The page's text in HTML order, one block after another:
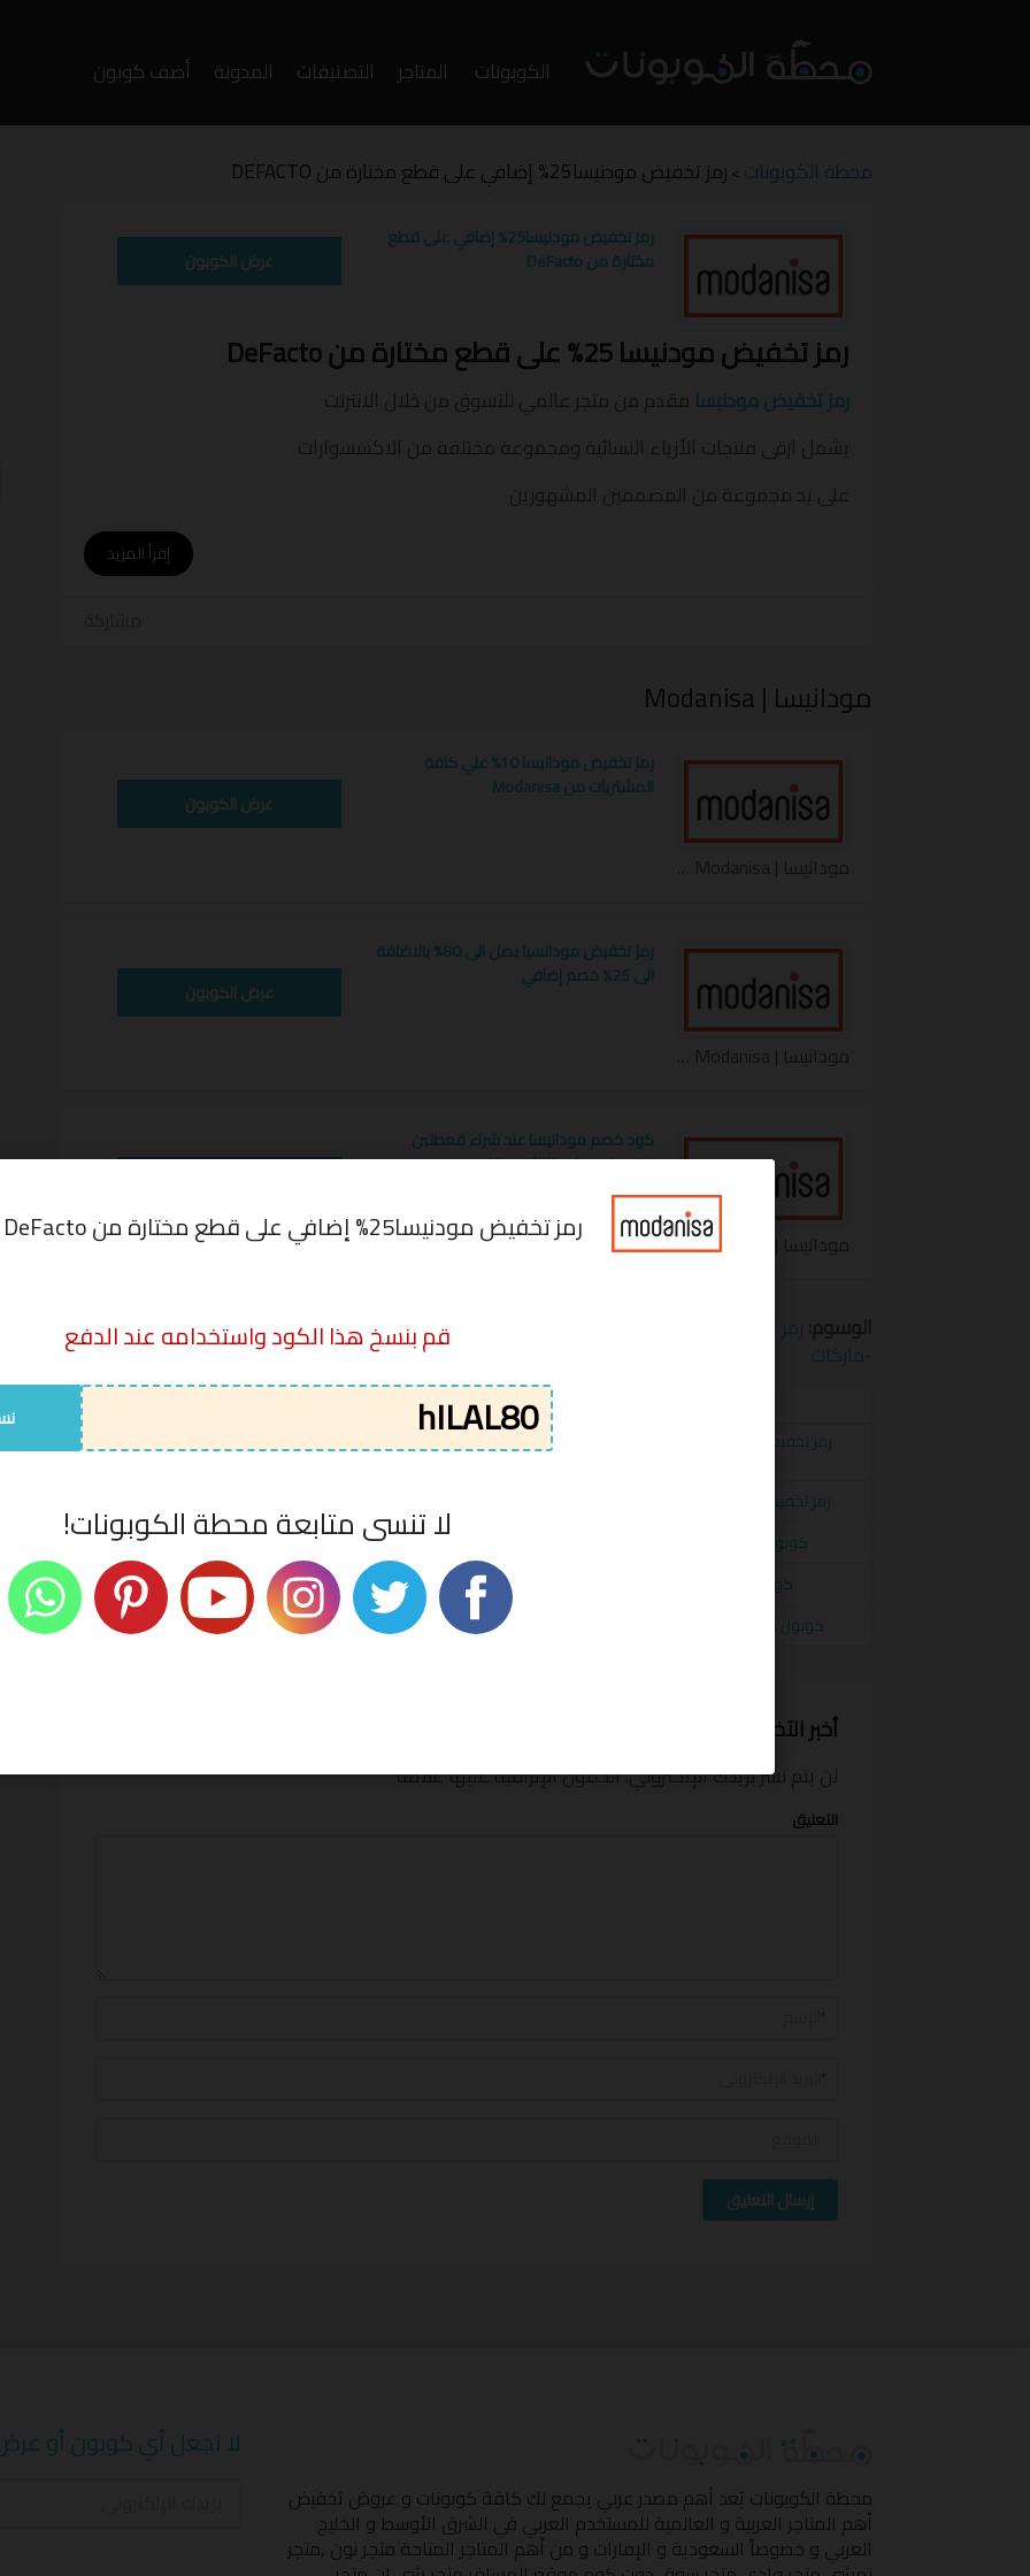
إلى
المحتوى
الكوبونات المتاجر التصنيفات المدونة أضف كوبون
محطة الكوبونات >رمز تخفيض مودنيسا25% إضافي على قطع مختارة من DEFACTO
رمز تخفيض مودنيسا25% إضافي على قطع
مختارة من DeFacto
HILAL80عرض الكوبون
إقرأ المزيد
رمز تخفيض مودنيسا 25% على قطع مختارة من DeFacto
رمز تخفيض مودنيسا
مودانيسا | Modanisa
رمز تخفيض مودانيسا 10% علي كافة
المشتريات من Modanisa
HILAL80عرض الكوبون
رمز تخفيض مودانسيا يصل الى 80% بالاضافة
الى 25% خصم إضافي
HILAL80عرض الكوبون
مودانيسا | Modanisa كوبون
كود خصم مودانيسا عند شراء قعطتين
ستحصلين علي الثالثة مجانا
رمز تخفيض مودانيسا كود خصم مودانيسا أزياء -موضة -جمال - أحذية
-ماركات
الكوبونات
كود الخصم
رمز تخفيض مودانيسا 40% على كافة المنتجات من الأزياء النسائية و بتصاميم عصرية
06/08/2026
HILAL80
رمز تخفيض مودانسيا20% إضافي على القطع المخفضة و الغير مخفضة modanisa
كوبون خصم مودانسيا يصل الى 70% على المقاسات الكبيرة من Modanisa 06/08/2026
hILAL80
كوبون خصم مودانسيا 20% لمستخدمي تطبيق الهاتف من modanisa 06/08/2026
hILAL80
كوبون خصم مودانسيا 30%اشتر قطعتين واحصل على الثالثة مجانا منmodanisa 06/08/2026
hILAL80
أخبر الآخرين ما المبلغ الذي وفرته
لن يتم نشر بريدك الإلكتروني.الحقول الإلزامية عليها علامة*
التعليق
*
*
إرسال التعليق
محطة الكوبونات يُعد أهم مصدر عربي يجمع لك كافة كوبونات و عروض تخفيض
أهم المتاجر العربية و العالمية للمستخدم العربي في الشرق الأوسط و الخليج
العربي و خصوصاً السعودية و الإمارات و من أهم المتاجر المتاحة متجر نون ,متجر
لا تجعل أي كوبون أو
رمز تخفيض مودنيسا25% إضافي على قطع مختارة من DeFacto
قم بنسخ هذا الكود واستخدامه عند الدفع
لا تنسى متابعة محطة الكوبونات!